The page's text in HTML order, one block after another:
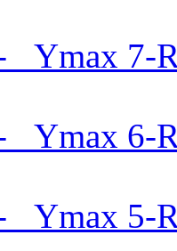
7-
6-
5-